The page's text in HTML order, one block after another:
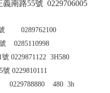
南路55號 0229706005
0289762100
號 0285110998
號 0229871122 3H580
號 0229810111
480 3h